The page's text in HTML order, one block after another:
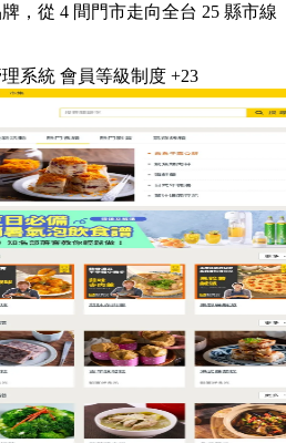
，從 4 間門市走向全台 25 縣市線
系統 會員等級制度 +23